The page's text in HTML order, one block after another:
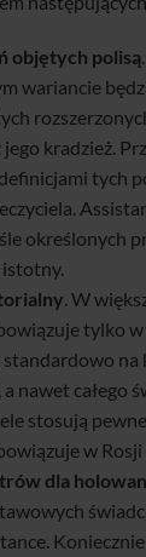
objętych polisą
wariancie
kradzież.
tych
określonych
istotny.
. W
tylko
standardowo
nawet całego
stosują
w Rosji
dla